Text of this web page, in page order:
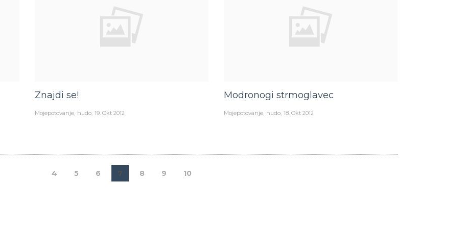
Znajdi se!
Mojepotovanje hudo 19. Okt 2012
Modronogi strmoglavec
Mojepotovanje hudo 18. Okt 2012
4 5 6 7 8 9 10